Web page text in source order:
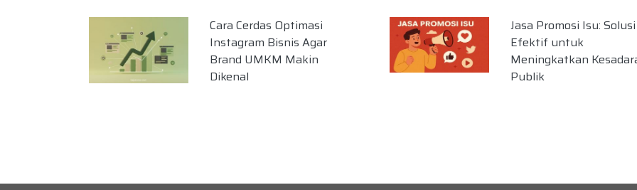
Cara Cerdas Optimasi
Instagram Bisnis Agar
Brand UMKM Makin
Dikenal
Jasa Promosi Isu: Solusi
Efektif untuk
Meningkatkan
Publik